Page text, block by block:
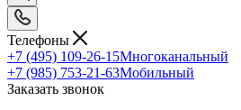
Телефоны
+7 (495) 109-26-15Многоканальный
+7 (985) 753-21-63Мобильный
Заказать звонок